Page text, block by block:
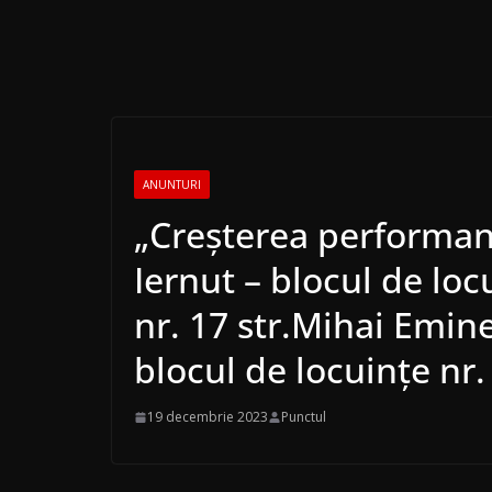
ANUNTURI
„Creşterea
Iernut – blocul de
nr. 17 str.Mihai
blocul de locuinţe nr.
19 decembrie 2023 Punctul